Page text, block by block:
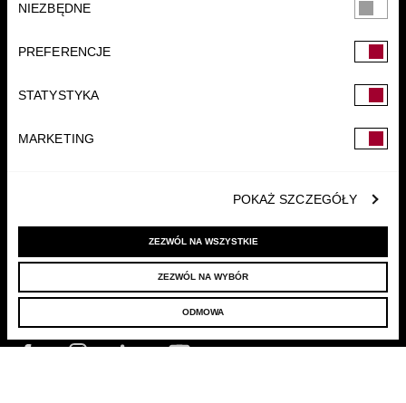
zgody
NIEZBĘDNE
PREFERENCJE
STATYSTYKA
MARKETING
POKAŻ SZCZEGÓŁY
ZEZWÓL NA WSZYSTKIE
ZEZWÓL NA WYBÓR
ODMOWA
FUNDACJA
© 2022 LELLEK.PL | POLITYKA PRYWATNOŚCI